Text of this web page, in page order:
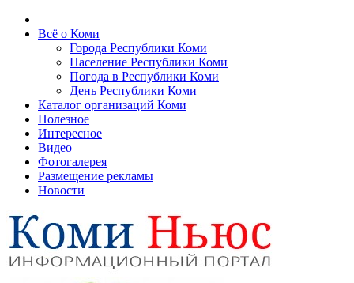
Всё о Коми
Города Республики Коми
Население Республики Коми
Погода в Республики Коми
День Республики Коми
Каталог организаций Коми
Полезное
Интересное
Видео
Фотогалерея
Размещение рекламы
Новости